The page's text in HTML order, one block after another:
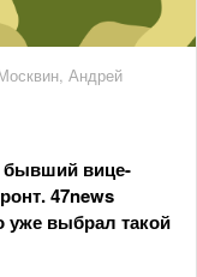
Андрей
бывший вице-
47news
уже выбрал такой